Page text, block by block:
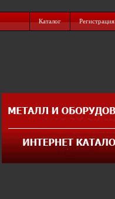
Каталог Регистрация